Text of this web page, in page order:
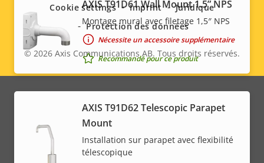
AXIS T91D61 Wall Mount 1.5” NPS
Montage mural avec filetage 1,5″ NPS
Nécessite un accessoire supplémentaire
Recommandé pour ce produit
AXIS T91D62 Telescopic Parapet
Mount
Installation sur parapet avec flexibilité
télescopique
Legal
menu
© 2026 Axis Communications AB. Tous droits réservés.
Cookie settings Imprint
Juridique
Protection des données